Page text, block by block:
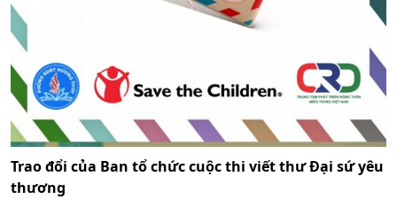
Trao đổi của Ban tổ chức cuộc thi viết thư Đại sứ yêu
thương